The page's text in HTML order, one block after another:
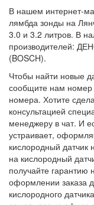
В нашем интернет-
лямбда зонды на
3.0 и 3.2 литров. В
производителей:
(BOSCH).
Чтобы найти новые
сообщите нам номер
номера. Хотите
консультацией
менеджеру в чат. И
устраивает,
кислородный датчик
на кислородный
получайте
оформлении заказа
кислородного